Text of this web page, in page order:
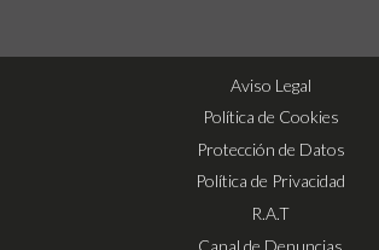
Aviso Legal
Política de Cookies
Protección de Datos
Política de Privacidad
R.A.T
Canal de Denuncias